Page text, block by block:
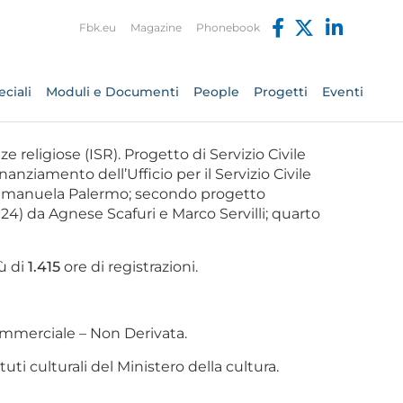
Fbk.eu Magazine Phonebook
Moduli e Documenti People Progetti Eventi
religiose (ISR). Progetto di Servizio Civile
dell’Ufficio per il Servizio Civile
Palermo; secondo progetto
da Agnese Scafuri e Marco Servilli; quarto
di 1.415 ore di registrazioni.
– Non Derivata.
culturali del Ministero della cultura.